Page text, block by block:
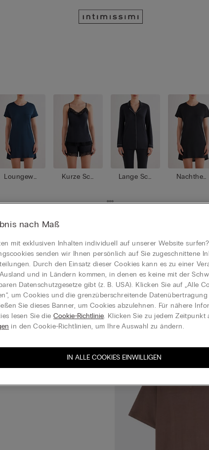
Loungewe
Kurze Sch
Lange Sch
Nachthem
Sporty & Chic
CHF 59,95
–50 % auf den 3. Artikel
Preppy Stripes
nach Maß
mit exklusiven Inhalten individuell auf unserer Website
senden wir Ihnen persönlich auf Sie zugeschnittene
Durch den Einsatz dieser Cookies kann es zu einer
und in Ländern kommen, in denen es keine mit der
Datenschutzgesetze gibt (z. B. USA). Klicken Sie auf „Alle
um Cookies und die grenzüberschreitende
Sie dieses Banner, um Cookies abzulehnen. Für nähere
lesen Sie dieCookie-Richtlinie. Klicken Sie zu jedem
in den Cookie-Richtlinien, um Ihre Auswahl zu ändern.
IN ALLE COOKIES EINWILLIGEN